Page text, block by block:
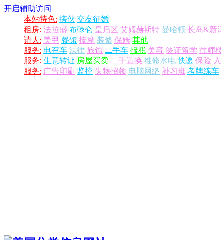
开启辅助访问
本站特色: 搭伙 交友征婚
租房: 法拉盛 布碌仑 皇后区 艾姆赫斯特 曼哈顿 长岛&新
请人: 美甲 餐馆 按摩 装修 保姆 其他
服务: 电召车 法律 旅馆 二手车 报税 美容 签证留学 律师
服务: 生意转让 房屋买卖 二手置换 维修水电 快递 保险
服务: 广告印刷 监控 失物招领 电脑网络 补习班 考牌练车